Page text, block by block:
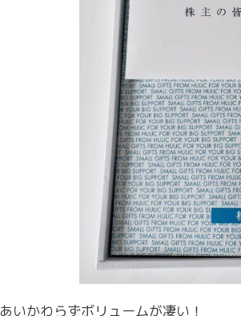
あいかわらずボリュームが凄い！